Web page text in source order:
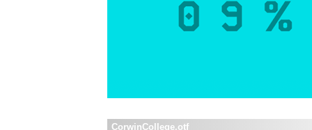
CorwinCollege.otf